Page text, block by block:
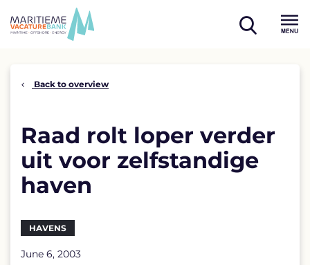
open
Back to overview
Raad rolt loper verder
uit voor zelfstandige
haven
HAVENS
June 6, 2003